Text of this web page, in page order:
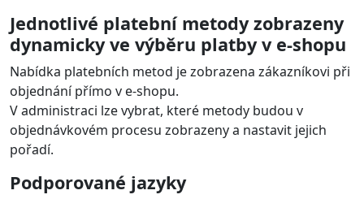
Jednotlivé platební metody zobrazeny
dynamicky ve výběru platby v e-shopu
Nabídka platebních metod je zobrazena zákazníkovi při
objednání přímo v e-shopu.
V administraci lze vybrat, které metody budou v
objednávkovém procesu zobrazeny a nastavit jejich
pořadí.
Podporované jazyky